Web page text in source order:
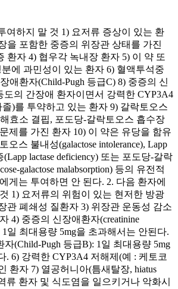
여하지 말 것 1) 요저류 증상이 있는 환
을 포함한 중증의 위장관 상태를 가진
환자 4) 협우각 녹내장 환자 5) 이 약 또
에 과민성이 있는 환자 6) 혈액투석중
애환자(Child-Pugh 등급C) 8) 중증의 신
도의 간장애 환자이면서 강력한 CYP3A4
)를 투약하고 있는 환자 9) 갈락토오스
효소 결핍, 포도당-갈락토오스 흡수장
제를 가진 환자 10) 이 약은 유당을 함유
오스 불내성(galactose intolerance), Lapp
lactase deficiency) 또는 포도당-갈락
galactose malabsorption) 등의 유전적
게는 투여하면 안 된다. 2. 다음 환자에
1) 요저류의 위험이 있는 현저한 방광
관 폐쇄성 질환자 3) 위장관 운동성 감소
4) 중증의 신장애환자(creatinine
1일 최대용량 5mg을 초과해서는 안된다.
(Child-Pugh 등급B): 1일 최대용량 5mg
. 6) 강력한 CYP3A4 저해제(예 : 케토코
환자 7) 열공허니아(틈새탈장, hiatus
류 환자 및 식도염을 일으키거나 악화시